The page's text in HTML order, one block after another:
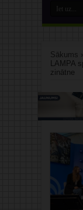
Sākums
LAMPA
zinātne